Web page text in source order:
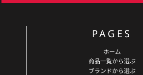
PAGES
ホーム
商品一覧から選ぶ
ブランドから選ぶ